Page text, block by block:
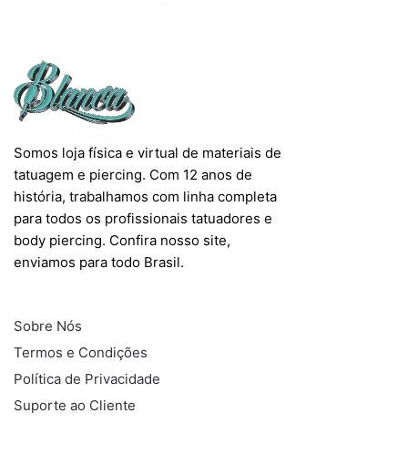
Somos loja física e virtual de materiais de
tatuagem e piercing. Com 12 anos de
história, trabalhamos com linha completa
para todos os profissionais tatuadores e
body piercing. Confira nosso site,
enviamos para todo Brasil.
Sobre Nós
Termos e Condições
Política de Privacidade
Suporte ao Cliente